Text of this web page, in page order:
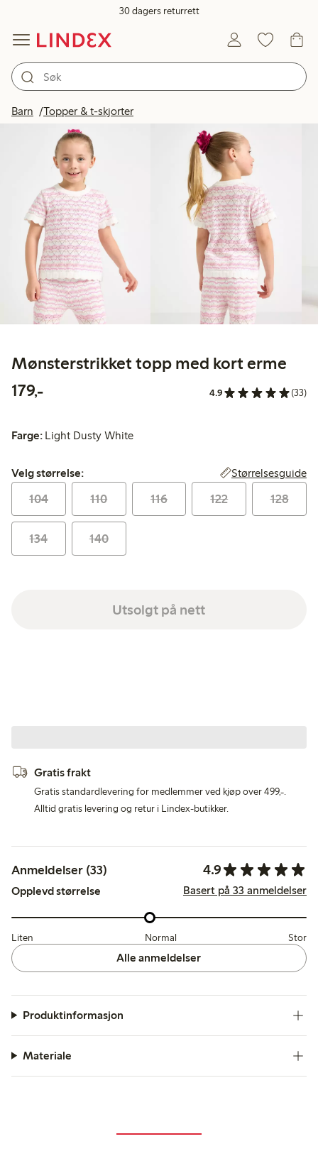
30 dagers returrett
Barn Topper & t-skjorter
Mønsterstrikket topp med kort erme
179,-179,00 kr 4.9 (33)
Farge: Light Dusty White
Velg størrelse:
Velg størrelse: Størrelsesguide
104 110 116 122 128
134 140
Utsolgt på nett
Gratis frakt
Gratis standardlevering for medlemmer ved kjøp over 499,-.
Alltid gratis levering og retur i Lindex-butikker.
Anmeldelser (33) 4.9
Opplevd størrelse Basert på 33 anmeldelser
Liten Normal Stor
Alle anmeldelser
Produktinformasjon
Materiale